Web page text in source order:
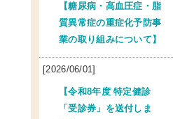
【糖尿病・高血圧症・脂
質異常症の重症化予防事
業の取り組みについて】
[2026/06/01]
【令和8年度 特定健診
「受診券」を送付しま